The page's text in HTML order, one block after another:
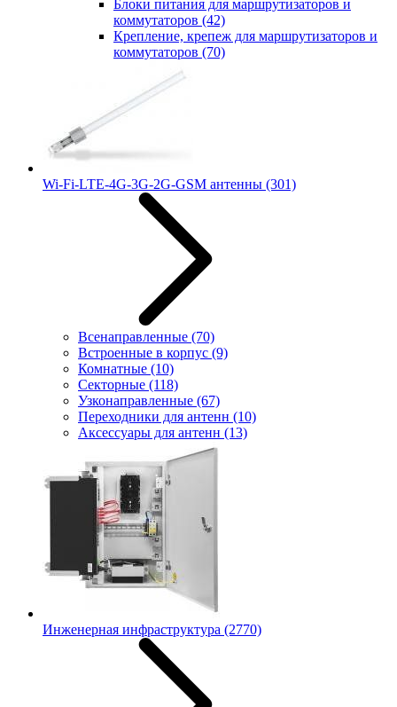
Блоки питания для маршрутизаторов и
коммутаторов (42)
Крепление, крепеж для маршрутизаторов и
коммутаторов (70)
Wi-Fi-LTE-4G-3G-2G-GSM антенны (301)
Всенаправленные (70)
Встроенные в корпус (9)
Комнатные (10)
Секторные (118)
Узконаправленные (67)
Переходники для антенн (10)
Аксессуары для антенн (13)
Инженерная инфраструктура (2770)